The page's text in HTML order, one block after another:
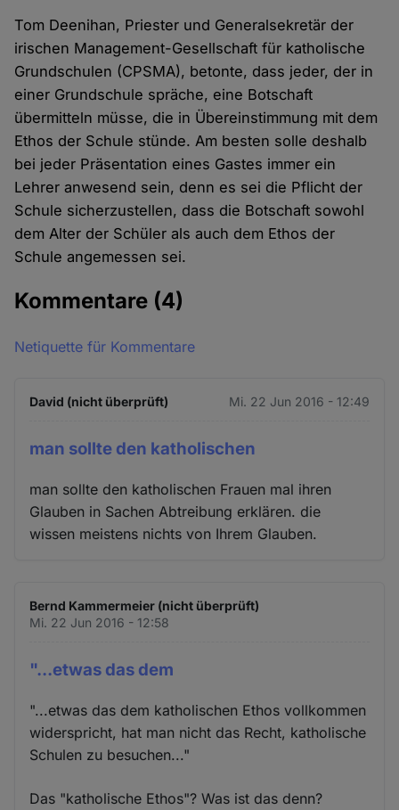
Tom Deenihan, Priester und Generalsekretär der
irischen Management-Gesellschaft für katholische
Grundschulen (CPSMA), betonte, dass jeder, der in
einer Grundschule spräche, eine Botschaft
übermitteln müsse, die in Übereinstimmung mit dem
Ethos der Schule stünde. Am besten solle deshalb
bei jeder Präsentation eines Gastes immer ein
Lehrer anwesend sein, denn es sei die Pflicht der
Schule sicherzustellen, dass die Botschaft sowohl
dem Alter der Schüler als auch dem Ethos der
Schule angemessen sei.
Kommentare (4)
Netiquette für Kommentare
David (nicht überprüft) Mi. 22 Jun 2016 - 12:49
man sollte den katholischen
man sollte den katholischen Frauen mal ihren
Glauben in Sachen Abtreibung erklären. die
wissen meistens nichts von Ihrem Glauben.
Bernd Kammermeier (nicht überprüft)
Mi. 22 Jun 2016 - 12:58
"...etwas das dem
"...etwas das dem katholischen Ethos vollkommen
widerspricht, hat man nicht das Recht, katholische
Schulen zu besuchen..."
Das "katholische Ethos"? Was ist das denn?